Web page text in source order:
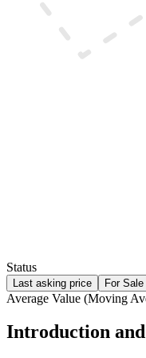
Status
Last asking price For Sale
Average Value (Moving
Introduction